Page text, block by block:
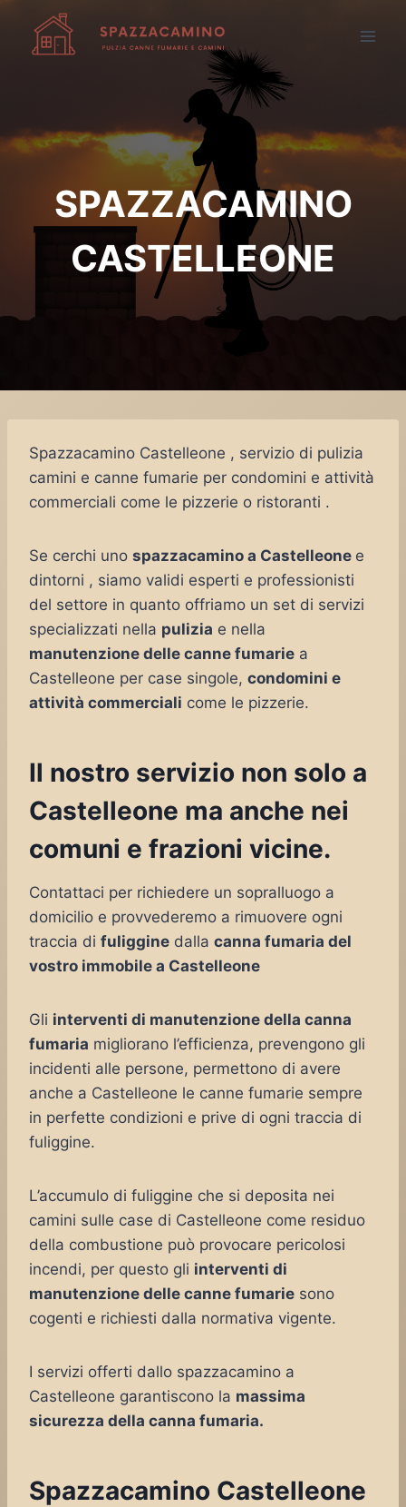
contenuto
SPAZZACAMINO
CASTELLEONE
Spazzacamino Castelleone , servizio di pulizia
camini e canne fumarie per condomini e attività
commerciali come le pizzerie o ristoranti .
Se cerchi uno spazzacamino a Castelleone e
dintorni , siamo validi esperti e professionisti
del settore in quanto offriamo un set di servizi
specializzati nella pulizia e nella
manutenzione delle canne fumarie a
Castelleone per case singole, condomini e
attività commerciali come le pizzerie.
Il nostro servizio non solo a
Castelleone ma anche nei
comuni e frazioni vicine.
Contattaci per richiedere un sopralluogo a
domicilio e provvederemo a rimuovere ogni
traccia di fuliggine dalla canna fumaria del
vostro immobile a Castelleone
Gli interventi di manutenzione della canna
fumaria migliorano l’efficienza, prevengono gli
incidenti alle persone, permettono di avere
anche a Castelleone le canne fumarie sempre
in perfette condizioni e prive di ogni traccia di
fuliggine.
L’accumulo di fuliggine che si deposita nei
camini sulle case di Castelleone come residuo
della combustione può provocare pericolosi
incendi, per questo gli interventi di
manutenzione delle canne fumarie sono
cogenti e richiesti dalla normativa vigente.
I servizi offerti dallo spazzacamino a
Castelleone garantiscono la massima
sicurezza della canna fumaria.
Spazzacamino Castelleone